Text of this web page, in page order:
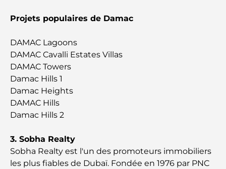
gastronomique inoubliable
Découverte des restaurants de Jumeirah Golf
Estates : un guide culinaire
Dubai Horse Racing: Where Tradition Meets
Global Competition
Cafés à Palm Jumeirah : Guide des meilleurs cafés
Les meilleurs petits-déjeuners de Dubaï : Ma
sélection pour 2026
Projets populaires de Damac
DAMAC Lagoons
DAMAC Cavalli Estates Villas
DAMAC Towers
Damac Hills 1
Damac Heights
DAMAC Hills
Damac Hills 2
3. Sobha Realty
Sobha Realty est l'un des promoteurs immobiliers
les plus fiables de Dubaï. Fondée en 1976 par PNC